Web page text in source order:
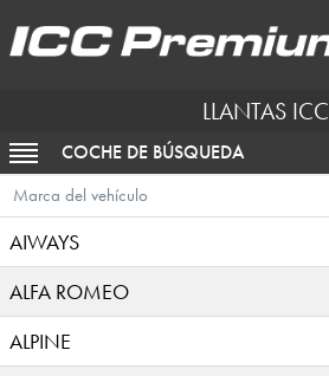
LLANTAS ICC
ACTIVAR NAVEGACIÓN
COCHE DE BÚSQUEDA
Marca del vehículo
AIWAYS
ALFA ROMEO
ALPINE